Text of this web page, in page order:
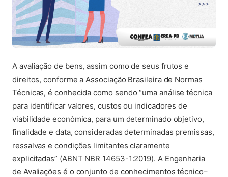
A avaliação de bens, assim como de seus frutos e
direitos, conforme a Associação Brasileira de Normas
Técnicas, é conhecida como sendo “uma análise técnica
para identificar valores, custos ou indicadores de
viabilidade econômica, para um determinado objetivo,
finalidade e data, consideradas determinadas premissas,
ressalvas e condições limitantes claramente
explicitadas” (ABNT NBR 14653-1:2019). A Engenharia
de Avaliações é o conjunto de conhecimentos técnico–